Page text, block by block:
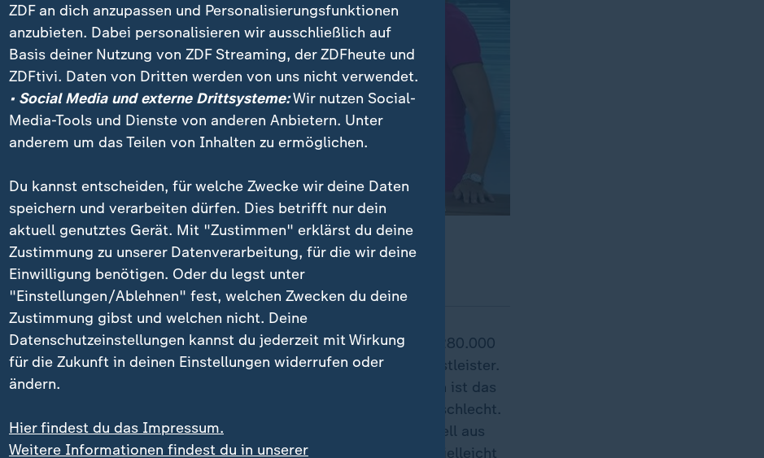
vom 26.06.2026 um 19:00 Uhr.
min
Menschen beschäftigt Volkswagen weltweit, davon etwa 280.000
- noch. Dazu kommen Tausende Zulieferer, Händler und Dienstleister.
oder auch anderen in der Automobilbranche schlecht geht
, dann ist das
denn dann geht es der gesamten deutschen Wirtschaft schlecht.
VW auch noch für ein besonderes deutsches Unternehmensmodell aus
Betriebsrat, Gewerkschaften und auch politischem Einfluss. Vielleicht
ZDF an dich anzupassen und Personalisierungsfunktionen
anzubieten. Dabei personalisieren wir ausschließlich auf
Basis deiner Nutzung von ZDF Streaming, der ZDFheute und
ZDFtivi. Daten von Dritten werden von uns nicht verwendet.
• Social Media und externe Drittsysteme:Wir nutzen Social-
Media-Tools und Dienste von anderen Anbietern. Unter
anderem um das Teilen von Inhalten zu ermöglichen.
Du kannst entscheiden, für welche Zwecke wir deine Daten
speichern und verarbeiten dürfen. Dies betrifft nur dein
aktuell genutztes Gerät. Mit "Zustimmen" erklärst du deine
Zustimmung zu unserer Datenverarbeitung, für die wir deine
Einwilligung benötigen. Oder du legst unter
"Einstellungen/Ablehnen" fest, welchen Zwecken du deine
Zustimmung gibst und welchen nicht. Deine
Datenschutzeinstellungen kannst du jederzeit mit Wirkung
für die Zukunft in deinen Einstellungen widerrufen oder
ändern.
Hier findest du das Impressum.
Weitere Informationen findest du in unserer